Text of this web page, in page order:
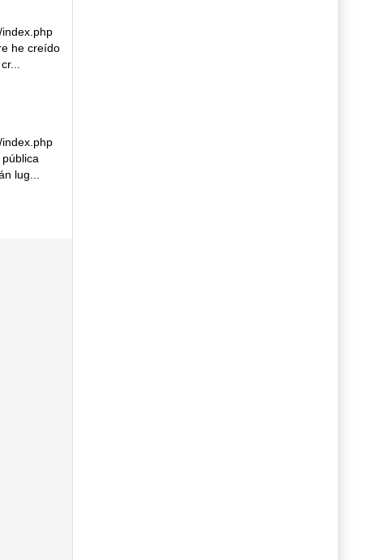
he creído
lug...